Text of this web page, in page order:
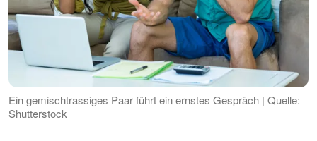
Ein gemischtrassiges Paar führt ein ernstes Gespräch | Quelle:
Shutterstock